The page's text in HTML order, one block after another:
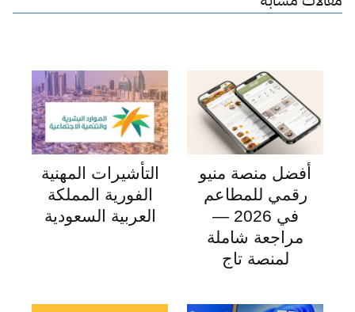
أفضل منصة منيو
رقمي للمطاعم
في 2026 —
مراجعة شاملة
لمنصة تاج
التأشيرات المهنية
الفورية المملكة
العربية السعودية